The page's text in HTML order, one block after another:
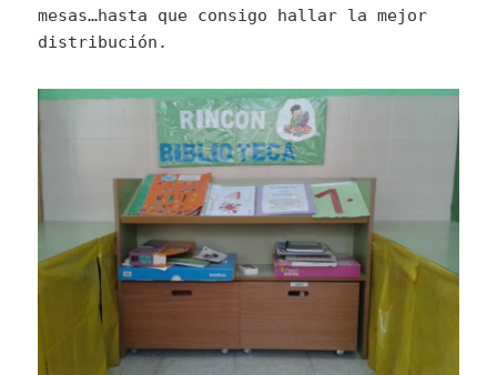
mesas…hasta que consigo hallar la mejor
distribución.